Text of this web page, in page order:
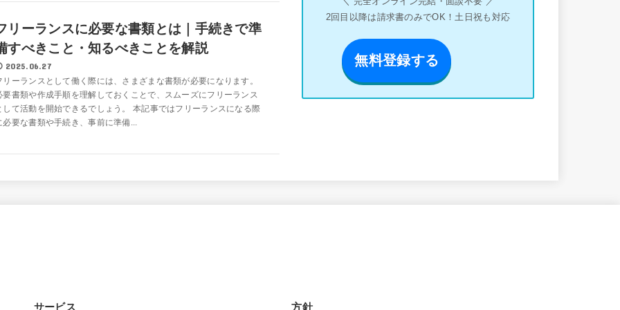
リーランスに必要な書類とは｜手続きで準
すべきこと・知るべきことを解説
2025.06.27
リーランスとして働く際には、さまざまな書類が必要になります。
要書類や作成手順を理解しておくことで、スムーズにフリーランス
して活動を開始できるでしょう。 本記事ではフリーランスになる際
必要な書類や手続き、事前に準備...
2回目以降は請求書のみでOK！土日祝も対応
無料登録する
サービス 方針